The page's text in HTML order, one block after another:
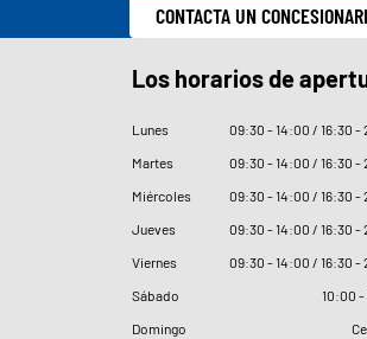
CONTACTA UN
Los horarios de
Lunes 09:30 - 14:00 / 16:30 -
Martes
09:30 - 14:00 / 16:30 -
Miércoles
09:30 - 14:00 / 16:30 -
Jueves
09:30 - 14:00 / 16:30 -
Viernes
09:30 - 14:00 / 16:30 -
Sábado
10:00 -
Domingo